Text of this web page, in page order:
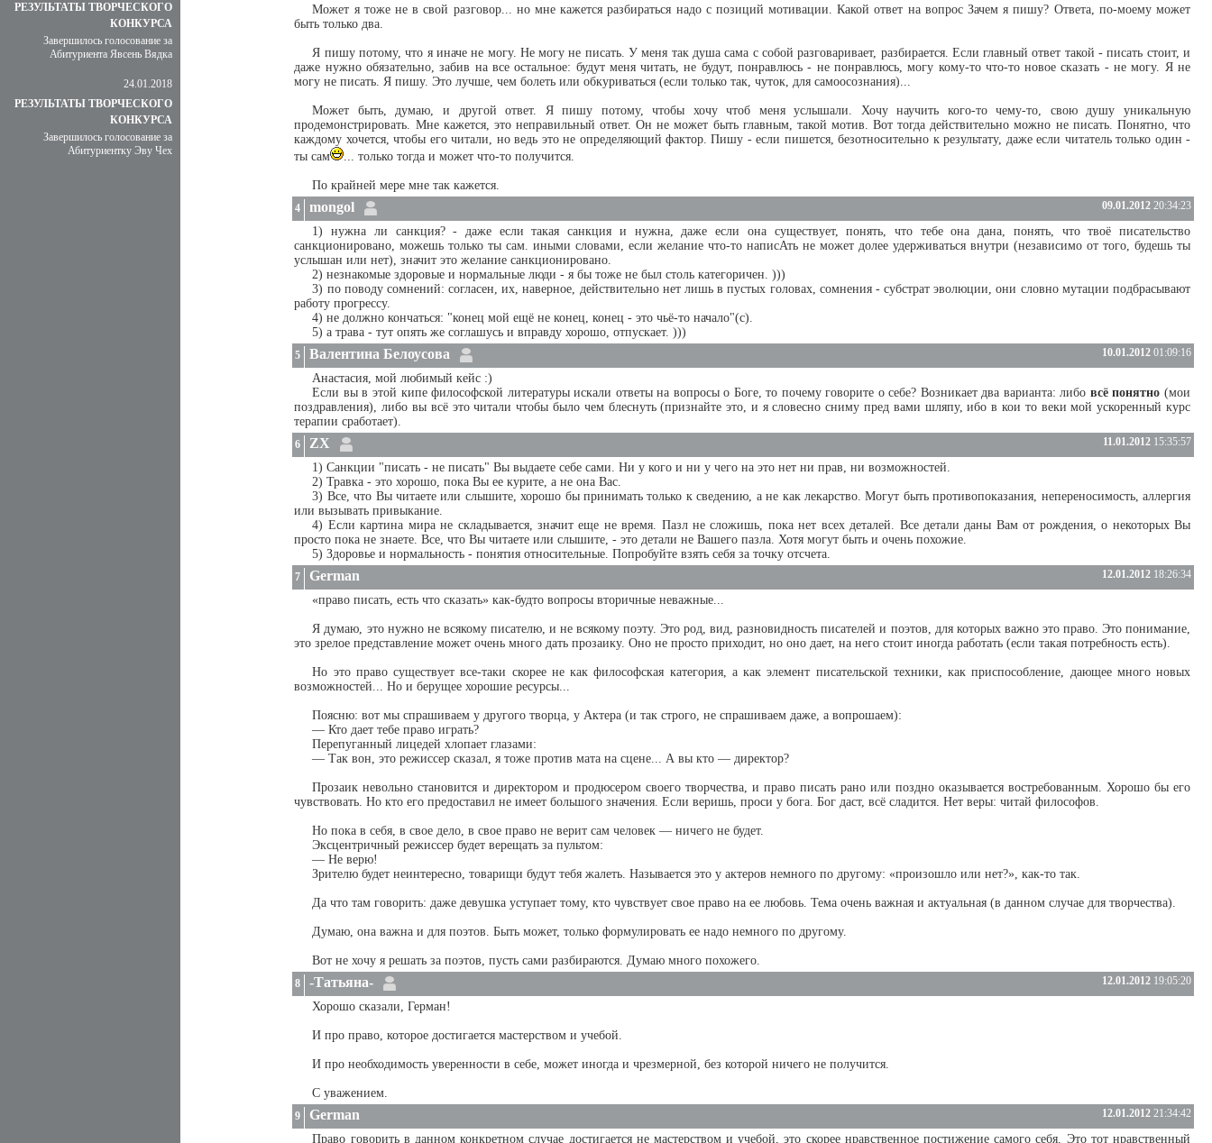
РЕЗУЛЬТАТЫ ТВОРЧЕСКОГО
КОНКУРСА
Завершилось голосование за
Абитуриента Явсень Вядка
24.01.2018
РЕЗУЛЬТАТЫ ТВОРЧЕСКОГО
КОНКУРСА
Завершилось голосование за
Абитуриентку Эву Чех
Может я тоже не в свой разговор... но мне кажется разбираться надо с позиций мотивации. Какой ответ на вопрос Зачем я пишу? Ответа, по-моему может
быть только два.
Я пишу потому, что я иначе не могу. Не могу не писать. У меня так душа сама с собой разговаривает, разбирается. Если главный ответ такой - писать стоит, и
даже нужно обязательно, забив на все остальное: будут меня читать, не будут, понравлюсь - не понравлюсь, могу кому-то что-то новое сказать - не могу. Я не
могу не писать. Я пишу. Это лучше, чем болеть или обкуриваться (если только так, чуток, для самоосознания)...
Может быть, думаю, и другой ответ. Я пишу потому, чтобы хочу чтоб меня услышали. Хочу научить кого-то чему-то, свою душу уникальную
продемонстрировать. Мне кажется, это неправильный ответ. Он не может быть главным, такой мотив. Вот тогда действительно можно не писать. Понятно, что
каждому хочется, чтобы его читали, но ведь это не определяющий фактор. Пишу - если пишется, безотносительно к результату, даже если читатель только один -
ты сам
... только тогда и может что-то получится.
По крайней мере мне так кажется.
4 mongol 09.01.2012 20:34:23
1) нужна ли санкция? - даже если такая санкция и нужна, даже если она существует, понять, что тебе она дана, понять, что твоё писательство
санкционировано, можешь только ты сам. иными словами, если желание что-то написАть не может долее удерживаться внутри (независимо от того, будешь ты
услышан или нет), значит это желание санкционировано.
2) незнакомые здоровые и нормальные люди - я бы тоже не был столь категоричен. )))
3) по поводу сомнений: согласен, их, наверное, действительно нет лишь в пустых головах, сомнения - субстрат эволюции, они словно мутации подбрасывают
работу прогрессу.
4) не должно кончаться: "конец мой ещё не конец, конец - это чьё-то начало"(с).
5) а трава - тут опять же соглашусь и вправду хорошо, отпускает. )))
5 Валентина Белоусова 10.01.2012 01:09:16
Анастасия, мой любимый кейс :)
Если вы в этой кипе философской литературы искали ответы на вопросы о Боге, то почему говорите о себе? Возникает два варианта: либо всё понятно (мои
поздравления), либо вы всё это читали чтобы было чем блеснуть (признайте это, и я словесно сниму пред вами шляпу, ибо в кои то веки мой ускоренный курс
терапии сработает).
6 ZX 11.01.2012 15:35:57
1) Санкции "писать - не писать" Вы выдаете себе сами. Ни у кого и ни у чего на это нет ни прав, ни возможностей.
2) Травка - это хорошо, пока Вы ее курите, а не она Вас.
3) Все, что Вы читаете или слышите, хорошо бы принимать только к сведению, а не как лекарство. Могут быть противопоказания, непереносимость, аллергия
или вызывать привыкание.
4) Если картина мира не складывается, значит еще не время. Пазл не сложишь, пока нет всех деталей. Все детали даны Вам от рождения, о некоторых Вы
просто пока не знаете. Все, что Вы читаете или слышите, - это детали не Вашего пазла. Хотя могут быть и очень похожие.
5) Здоровье и нормальность - понятия относительные. Попробуйте взять себя за точку отсчета.
7 German 12.01.2012 18:26:34
«право писать, есть что сказать» как-будто вопросы вторичные неважные...
Я думаю, это нужно не всякому писателю, и не всякому поэту. Это род, вид, разновидность писателей и поэтов, для которых важно это право. Это понимание,
это зрелое представление может очень много дать прозаику. Оно не просто приходит, но оно дает, на него стоит иногда работать (если такая потребность есть).
Но это право существует все-таки скорее не как философская категория, а как элемент писательской техники, как приспособление, дающее много новых
возможностей... Но и берущее хорошие ресурсы...
Поясню: вот мы спрашиваем у другого творца, у Актера (и так строго, не спрашиваем даже, а вопрошаем):
— Кто дает тебе право играть?
Перепуганный лицедей хлопает глазами:
— Так вон, это режиссер сказал, я тоже против мата на сцене... А вы кто — директор?
Прозаик невольно становится и директором и продюсером своего творчества, и право писать рано или поздно оказывается востребованным. Хорошо бы его
чувствовать. Но кто его предоставил не имеет большого значения. Если веришь, проси у бога. Бог даст, всё сладится. Нет веры: читай философов.
Но пока в себя, в свое дело, в свое право не верит сам человек — ничего не будет.
Эксцентричный режиссер будет верещать за пультом:
— Не верю!
Зрителю будет неинтересно, товарищи будут тебя жалеть. Называется это у актеров немного по другому: «произошло или нет?», как-то так.
Да что там говорить: даже девушка уступает тому, кто чувствует свое право на ее любовь. Тема очень важная и актуальная (в данном случае для творчества).
Думаю, она важна и для поэтов. Быть может, только формулировать ее надо немного по другому.
Вот не хочу я решать за поэтов, пусть сами разбираются. Думаю много похожего.
8 -Татьяна- 12.01.2012 19:05:20
Хорошо сказали, Герман!
И про право, которое достигается мастерством и учебой.
И про необходимость уверенности в себе, может иногда и чрезмерной, без которой ничего не получится.
С уважением.
9 German 12.01.2012 21:34:42
Право говорить в данном конкретном случае достигается не мастерством и учебой, это скорее нравственное постижение самого себя. Это тот нравственный